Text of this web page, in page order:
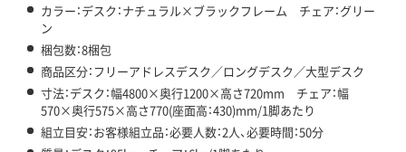
カラー：デスク：ナチュラル×ブラックフレーム チェア：グリー
ン
梱包数：8梱包
商品区分：フリーアドレスデスク／ロングデスク／大型デスク
寸法：デスク：幅4800×奥行1200×高さ720mm チェア：幅
570×奥行575×高さ770(座面高：430)mm/1脚あたり
組立目安：お客様組立品：必要人数：2人、必要時間：50分